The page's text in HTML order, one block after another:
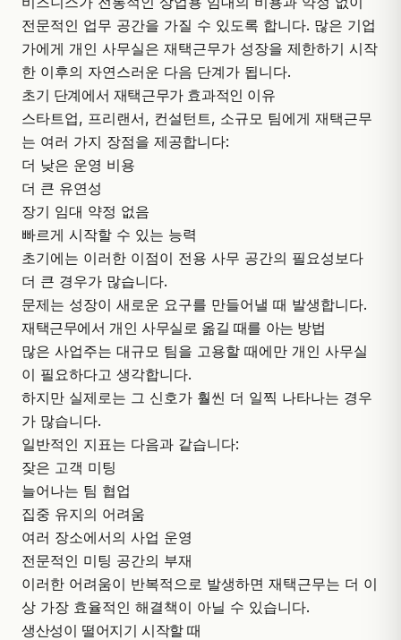
전문적인 업무 공간을 가질 수 있도록 합니다. 많은 기업
가에게 개인 사무실은 재택근무가 성장을 제한하기 시작
한 이후의 자연스러운 다음 단계가 됩니다.
초기 단계에서 재택근무가 효과적인 이유
스타트업, 프리랜서, 컨설턴트, 소규모 팀에게 재택근무
는 여러 가지 장점을 제공합니다:
더 낮은 운영 비용
더 큰 유연성
장기 임대 약정 없음
빠르게 시작할 수 있는 능력
초기에는 이러한 이점이 전용 사무 공간의 필요성보다
더 큰 경우가 많습니다.
문제는 성장이 새로운 요구를 만들어낼 때 발생합니다.
재택근무에서 개인 사무실로 옮길 때를 아는 방법
많은 사업주는 대규모 팀을 고용할 때에만 개인 사무실
이 필요하다고 생각합니다.
하지만 실제로는 그 신호가 훨씬 더 일찍 나타나는 경우
가 많습니다.
일반적인 지표는 다음과 같습니다:
잦은 고객 미팅
늘어나는 팀 협업
집중 유지의 어려움
여러 장소에서의 사업 운영
전문적인 미팅 공간의 부재
이러한 어려움이 반복적으로 발생하면 재택근무는 더 이
상 가장 효율적인 해결책이 아닐 수 있습니다.
생산성이 떨어지기 시작할 때